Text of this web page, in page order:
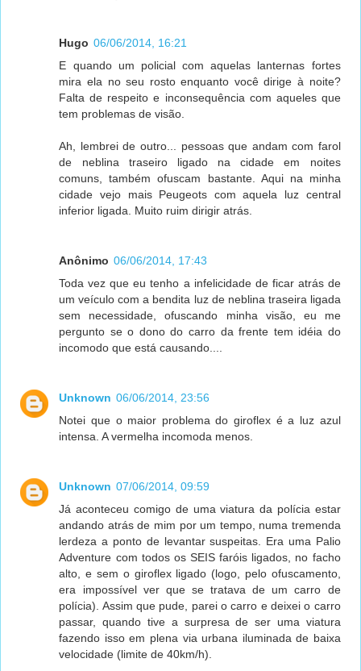
Hugo 06/06/2014, 16:21
E quando um policial com aquelas lanternas fortes
mira ela no seu rosto enquanto você dirige à noite?
Falta de respeito e inconsequência com aqueles que
tem problemas de visão.
Ah, lembrei de outro... pessoas que andam com farol
de neblina traseiro ligado na cidade em noites
comuns, também ofuscam bastante. Aqui na minha
cidade vejo mais Peugeots com aquela luz central
inferior ligada. Muito ruim dirigir atrás.
Anônimo 06/06/2014, 17:43
Toda vez que eu tenho a infelicidade de ficar atrás de
um veículo com a bendita luz de neblina traseira ligada
sem necessidade, ofuscando minha visão, eu me
pergunto se o dono do carro da frente tem idéia do
incomodo que está causando....
Unknown 06/06/2014, 23:56
Notei que o maior problema do giroflex é a luz azul
intensa. A vermelha incomoda menos.
Unknown 07/06/2014, 09:59
Já aconteceu comigo de uma viatura da polícia estar
andando atrás de mim por um tempo, numa tremenda
lerdeza a ponto de levantar suspeitas. Era uma Palio
Adventure com todos os SEIS faróis ligados, no facho
alto, e sem o giroflex ligado (logo, pelo ofuscamento,
era impossível ver que se tratava de um carro de
polícia). Assim que pude, parei o carro e deixei o carro
passar, quando tive a surpresa de ser uma viatura
fazendo isso em plena via urbana iluminada de baixa
velocidade (limite de 40km/h).